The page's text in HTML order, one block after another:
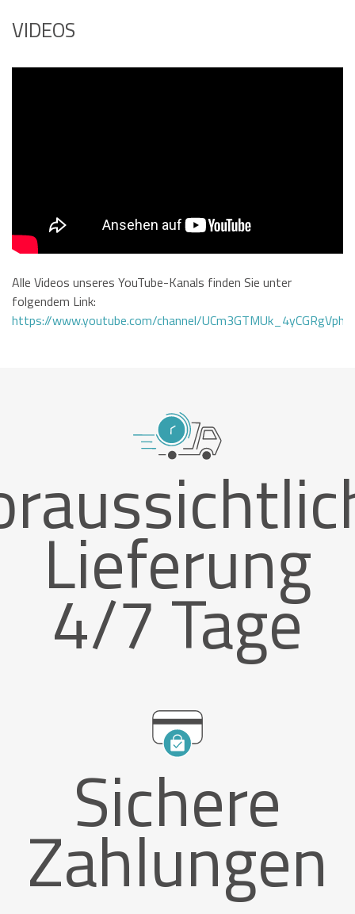
VIDEOS
Alle Videos unseres YouTube-Kanals finden Sie unter
folgendem Link:
https://www.youtube.com/channel/
Lieferung
4/7 Tage
Sichere
Zahlungen